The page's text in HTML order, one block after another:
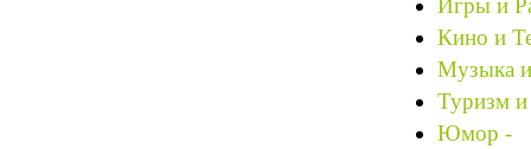
Игры и
Кино и
Музыка
Туризм
Юмор -